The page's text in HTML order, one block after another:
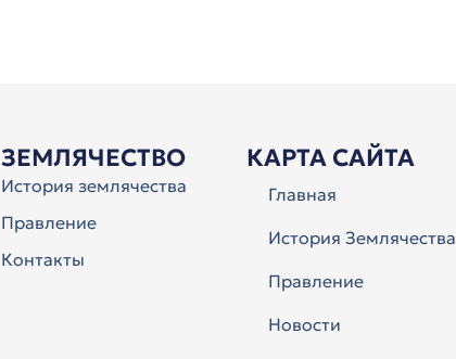
ЗЕМЛЯЧЕСТВО
История землячества
Правление
Контакты
КАРТА САЙТА
Главная
История Землячества
Правление
Новости